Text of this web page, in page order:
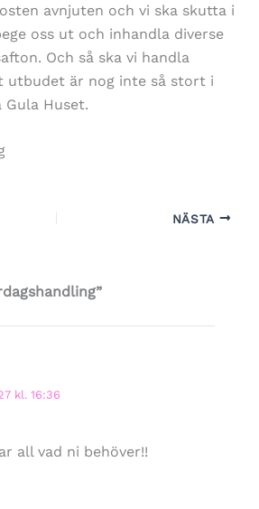
avnjuten och vi ska skutta i
oss ut och inhandla diverse
Och så ska vi handla
utbudet är nog inte så stort i
Huset.
NÄSTA
kl. 16:36
all vad ni behöver!!